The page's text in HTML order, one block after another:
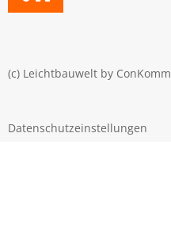
(c) Leichtbauwelt by ConKomm
Datenschutzeinstellungen